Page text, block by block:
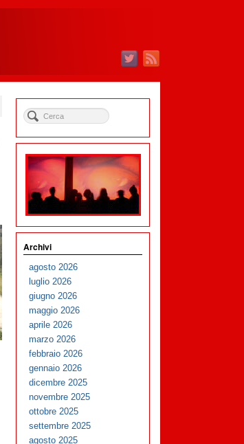
Archivi
agosto 2026
luglio 2026
giugno 2026
maggio 2026
aprile 2026
marzo 2026
febbraio 2026
gennaio 2026
dicembre 2025
novembre 2025
ottobre 2025
settembre 2025
agosto 2025